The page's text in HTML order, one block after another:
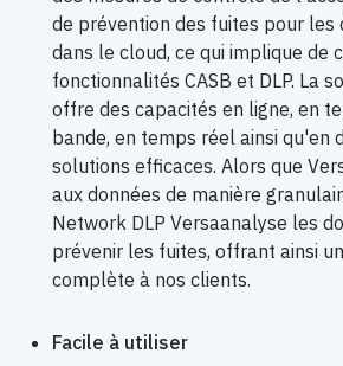
de prévention des fuites pour les
dans le cloud, ce qui implique de
fonctionnalités CASB et DLP. La
offre des capacités en ligne, en
bande, en temps réel ainsi qu'en
solutions efficaces. Alors que
aux données de manière
Network DLP Versaanalyse les
prévenir les fuites, offrant ainsi
complète à nos clients.
Facile à utiliser